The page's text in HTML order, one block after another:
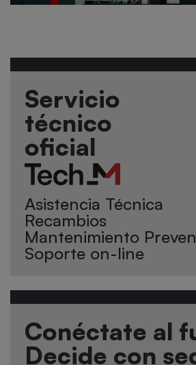
Servicio
técnico
oficial
Asistencia Técnica
Recambios
Mantenimiento
Soporte on-line
Conéctate al
Decide con